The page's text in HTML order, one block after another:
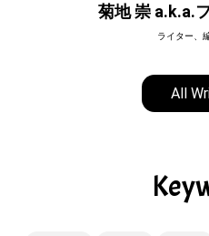
菊地 崇 a.k.a.
ライター、
All